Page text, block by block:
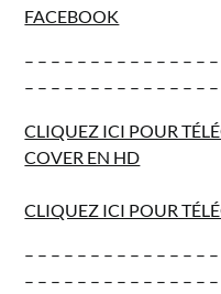
FACEBOOK
– – – – – – – – – – – – – –
– – – – – – – – – – – – – –
CLIQUEZ ICI POUR
COVER EN HD
CLIQUEZ ICI POUR
– – – – – – – – – – – – – –
– – – – – – – – – – – – – –